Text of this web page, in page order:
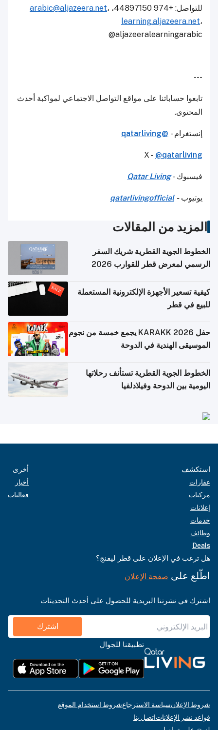
للتواصل: +974 44897150،
arabic@aljazeera.net،
learning.aljazeera.net،
@aljazeeralearningarabic
---
تابعوا حساباتنا على مواقع التواصل الاجتماعي لمواكبة أحدث
المحتوى.
إنستغرام - @qatarliving
X - @qatarliving
فيسبوك -Qatar Living
يوتيوب-
qatarlivingofficial
المزيد من المقالات
الخطوط الجوية القطرية شريك السفر
الرسمي لمعرض قطر للقوارب 2026
كيفية تسعير الأجهزة الإلكترونية المستعملة
للبيع في قطر
حفل KARAKK 2026 يجمع خمسة من نجوم
الموسيقى الهندية في الدوحة
الخطوط الجوية القطرية تستأنف رحلاتها
اليومية بين الدوحة وفيلادلفيا
استكشف
عقارات
مركبات
إعلانات
خدمات
وظائف
Deals
أخرى
أخبار
فعاليات
هل ترغب في الإعلان على قطر ليفنج؟
اطّلع على صفحة الإعلان
اشترك في نشرتنا البريدية للحصول على أحدث التحديثات
اشترك
تطبيقنا للجوال
شروط الإعلانسياسة الاسترجاعشروط استخدام الموقع
قواعد نشر الإعلاناتاتصل بنا